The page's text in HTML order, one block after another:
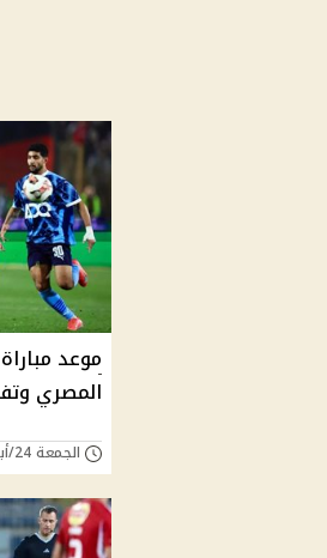
موعد
المصري
الجمعة 24/أبريل/2026 - 12:36 م